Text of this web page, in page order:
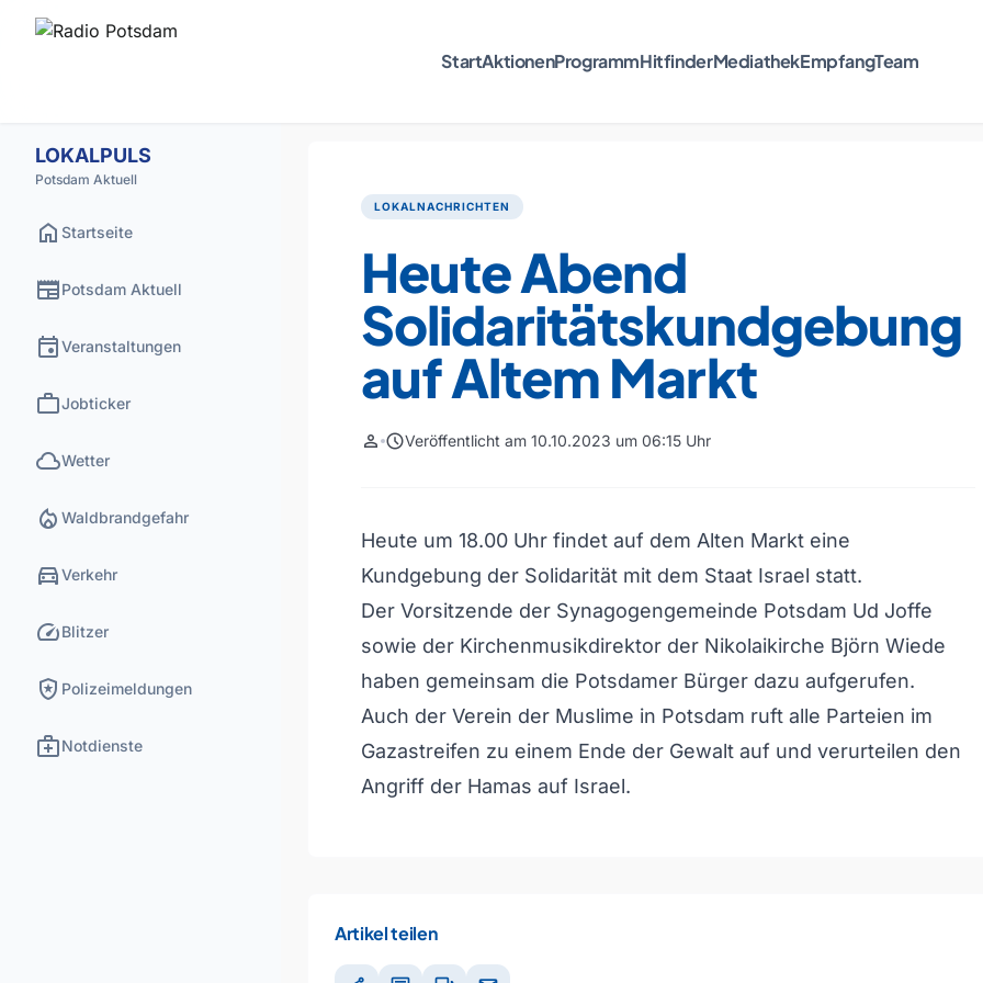
StartAktionenProgrammHitfinderMediathekEmpfangTeam
LOKALPULS
Potsdam Aktuell
home Startseite
newspaperPotsdam Aktuell
eventVeranstaltungen
workJobticker
cloudWetter
local_fire_department Waldbrandgefahr
directions_carVerkehr
speedBlitzer
local_police Polizeimeldungen
medical_servicesNotdienste
LOKALNACHRICHTEN
Heute Abend
Solidaritätskundgebung
auf Altem Markt
person scheduleVeröffentlicht am 10.10.2023 um 06:15 Uhr
Heute um 18.00 Uhr findet auf dem Alten Markt eine
Kundgebung der Solidarität mit dem Staat Israel statt.
Der Vorsitzende der Synagogengemeinde Potsdam Ud Joffe
sowie der Kirchenmusikdirektor der Nikolaikirche Björn Wiede
haben gemeinsam die Potsdamer Bürger dazu aufgerufen.
Auch der Verein der Muslime in Potsdam ruft alle Parteien im
Gazastreifen zu einem Ende der Gewalt auf und verurteilen den
Angriff der Hamas auf Israel.
Artikel teilen